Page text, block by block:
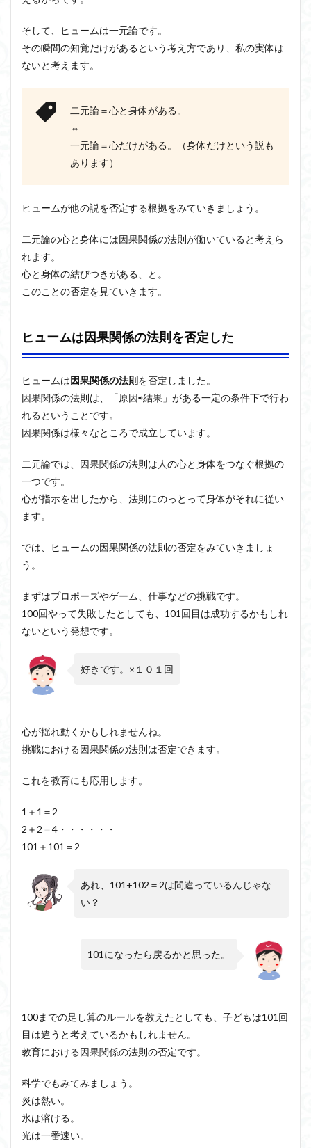
そして、ヒュームは一元論です。
その瞬間の知覚だけがあるという考え方であり、私の実体は
ないと考えます。
二元論＝心と身体がある。
⇔
一元論＝心だけがある。（身体だけという説も
あります）
ヒュームが他の説を否定する根拠をみていきましょう。
二元論の心と身体には因果関係の法則が働いていると考えら
れます。
心と身体の結びつきがある、と。
このことの否定を見ていきます。
ヒュームは因果関係の法則を否定した
ヒュームは因果関係の法則を否定しました。
因果関係の法則は、「原因⇨結果」がある一定の条件下で行わ
れるということです。
因果関係は様々なところで成立しています。
二元論では、因果関係の法則は人の心と身体をつなぐ根拠の
一つです。
心が指示を出したから、法則にのっとって身体がそれに従い
ます。
では、ヒュームの因果関係の法則の否定をみていきましょ
う。
まずはプロポーズやゲーム、仕事などの挑戦です。
100回やって失敗したとしても、101回目は成功するかもしれ
ないという発想です。
好きです。×１０１回
心が揺れ動くかもしれませんね。
挑戦における因果関係の法則は否定できます。
これを教育にも応用します。
1＋1＝2
2＋2＝4・・・・・・
101＋101＝2
あれ、101+102＝2は間違っているんじゃな
い？
101になったら戻るかと思った。
100までの足し算のルールを教えたとしても、子どもは101回
目は違うと考えているかもしれません。
教育における因果関係の法則の否定です。
科学でもみてみましょう。
炎は熱い。
氷は溶ける。
光は一番速い。